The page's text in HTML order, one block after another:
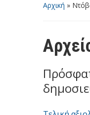
Αρχική »